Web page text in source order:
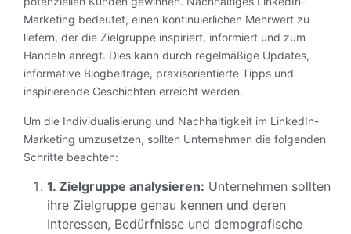
Marketing bedeutet, einen kontinuierlichen Mehrwert zu
liefern, der die Zielgruppe inspiriert, informiert und zum
Handeln anregt. Dies kann durch regelmäßige Updates,
informative Blogbeiträge, praxisorientierte Tipps und
inspirierende Geschichten erreicht werden.
Um die Individualisierung und Nachhaltigkeit im LinkedIn-
Marketing umzusetzen, sollten Unternehmen die folgenden
Schritte beachten:
1. Zielgruppe analysieren: Unternehmen sollten
ihre Zielgruppe genau kennen und deren
Interessen, Bedürfnisse und demografische